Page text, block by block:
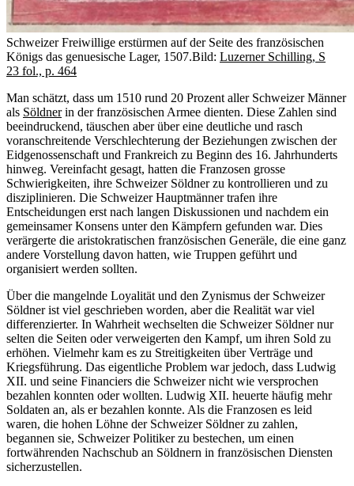
Schweizer Freiwillige erstürmen auf der Seite des französischen
Königs das genuesische Lager, 1507.Bild: Luzerner Schilling, S
23 fol., p. 464
Man schätzt, dass um 1510 rund 20 Prozent aller Schweizer Männer
als Söldnerin der französischen Armee dienten. Diese Zahlen sind
beeindruckend, täuschen aber über eine deutliche und rasch
voranschreitende Verschlechterung der Beziehungen zwischen der
Eidgenossenschaft und Frankreich zu Beginn des 16. Jahrhunderts
hinweg. Vereinfacht gesagt, hatten die Franzosen grosse
Schwierigkeiten, ihre Schweizer Söldner zu kontrollieren und zu
disziplinieren. Die Schweizer Hauptmänner trafen ihre
Entscheidungen erst nach langen Diskussionen und nachdem ein
gemeinsamer Konsens unter den Kämpfern gefunden war. Dies
verärgerte die aristokratischen französischen Generäle, die eine ganz
andere Vorstellung davon hatten, wie Truppen geführt und
organisiert werden sollten.
Über die mangelnde Loyalität und den Zynismus der Schweizer
Söldner ist viel geschrieben worden, aber die Realität war viel
differenzierter. In Wahrheit wechselten die Schweizer Söldner nur
selten die Seiten oder verweigerten den Kampf, um ihren Sold zu
erhöhen. Vielmehr kam es zu Streitigkeiten über Verträge und
Kriegsführung. Das eigentliche Problem war jedoch, dass Ludwig
XII. und seine Financiers die Schweizer nicht wie versprochen
bezahlen konnten oder wollten. Ludwig XII. heuerte häufig mehr
Soldaten an, als er bezahlen konnte. Als die Franzosen es leid
waren, die hohen Löhne der Schweizer Söldner zu zahlen,
begannen sie, Schweizer Politiker zu bestechen, um einen
fortwährenden Nachschub an Söldnern in französischen Diensten
sicherzustellen.